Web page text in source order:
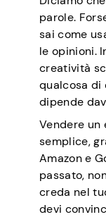
parole.
sai come
le opinioni.
creatività
qualcosa di
dipende
Vendere un
semplice,
Amazon e
passato,
creda nel
devi